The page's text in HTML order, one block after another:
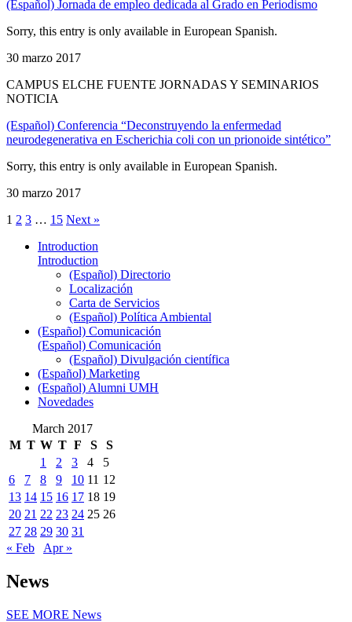
(Español) Jornada de empleo dedicada al Grado en Periodismo
Sorry, this entry is only available in European Spanish.
30 marzo 2017
CAMPUS ELCHE FUENTE JORNADAS Y SEMINARIOS
NOTICIA
(Español) Conferencia “Deconstruyendo la enfermedad
neurodegenerativa en Escherichia coli con un prionoide sintético”
Sorry, this entry is only available in European Spanish.
30 marzo 2017
1 2 3 … 15 Next »
Introduction
Introduction
(Español) Directorio
Localización
Carta de Servicios
(Español) Política Ambiental
(Español) Comunicación
(Español) Comunicación
(Español) Divulgación científica
(Español) Marketing
(Español) Alumni UMH
Novedades
March 2017
M T W T F S
S
1
2 3 4
5
6
7 8 9 10 11 12
13 14 15 16 17 18 19
20 21 22 23 24 25 26
27 28 29 30 31
« Feb
Apr »
News
SEE MORE News